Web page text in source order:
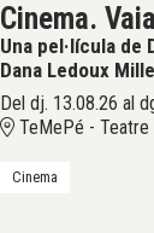
Cinema.
Una pel·lícula de
Dana Ledoux
Del dj. 13.08.26 al
TeMePé - Teatre
Cinema